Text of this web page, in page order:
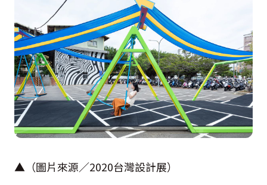
▲（圖片來源／2020台灣設計展）